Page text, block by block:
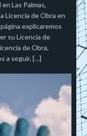
Las Palmas,
Licencia de Obra en
explicaremos
su Licencia de
de Obra,
a seguir, […]